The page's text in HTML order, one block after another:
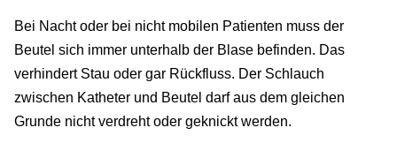
Bei Nacht oder bei nicht mobilen Patienten muss der
Beutel sich immer unterhalb der Blase befinden. Das
verhindert Stau oder gar Rückfluss. Der Schlauch
zwischen Katheter und Beutel darf aus dem gleichen
Grunde nicht verdreht oder geknickt werden.